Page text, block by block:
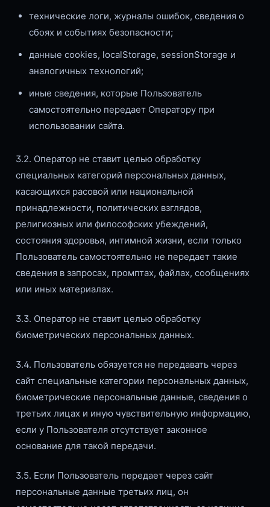
технические логи, журналы ошибок, сведения о
сбоях и событиях безопасности;
данные cookies, localStorage, sessionStorage и
аналогичных технологий;
иные сведения, которые Пользователь
самостоятельно передает Оператору при
использовании сайта.
3.2. Оператор не ставит целью обработку
специальных категорий персональных данных,
касающихся расовой или национальной
принадлежности, политических взглядов,
религиозных или философских убеждений,
состояния здоровья, интимной жизни, если только
Пользователь самостоятельно не передает такие
сведения в запросах, промптах, файлах, сообщениях
или иных материалах.
3.3. Оператор не ставит целью обработку
биометрических персональных данных.
3.4. Пользователь обязуется не передавать через
сайт специальные категории персональных данных,
биометрические персональные данные, сведения о
третьих лицах и иную чувствительную информацию,
если у Пользователя отсутствует законное
основание для такой передачи.
3.5. Если Пользователь передает через сайт
персональные данные третьих лиц, он